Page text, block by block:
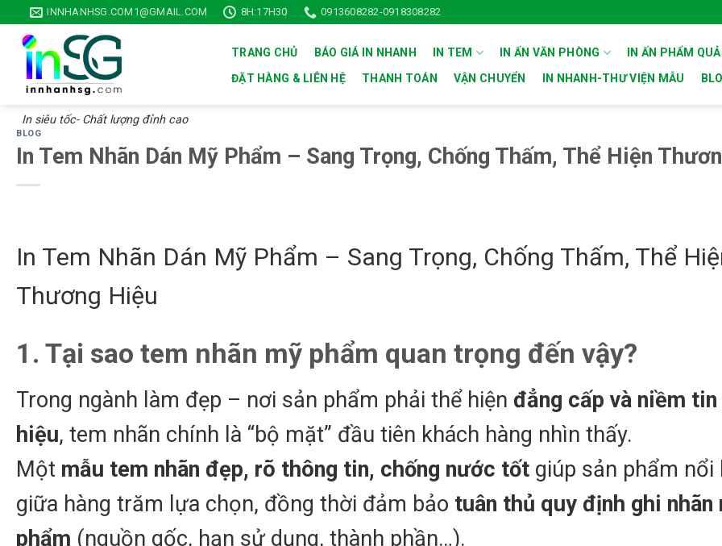
content
INNHANHSG.COM1@GMAIL.COM 8H:17H30 0913608282-0918308282
In siêu tốc- Chất lượng đỉnh cao
TRANG CHỦ BÁO GIÁ IN NHANH IN TEM IN ẤN VĂN PHÒNG
IN ẤN PHẨM
ĐẶT HÀNG & LIÊN HỆ
THANH TOÁN VẬN CHUYỂN IN NHANH-THƯ VIỆN MẪU
BLOG
In Tem Nhãn Dán Mỹ Phẩm – Sang Trọng, Chống Thấm, Thể Hiện
In Tem Nhãn Dán Mỹ Phẩm – Sang Trọng, Chống Thấm, Thể
Thương Hiệu
1. Tại sao tem nhãn mỹ phẩm quan trọng đến vậy?
Trong ngành làm đẹp – nơi sản phẩm phải thể hiện đẳng cấp và niềm
hiệu, tem nhãn chính là “bộ mặt” đầu tiên khách hàng nhìn thấy.
Một mẫu tem nhãn đẹp, rõ thông tin, chống nước tốt giúp sản phẩm nổi
giữa hàng trăm lựa chọn, đồng thời đảm bảo tuân thủ quy định ghi nhãn
phẩm (nguồn gốc, hạn sử dụng, thành phần…).